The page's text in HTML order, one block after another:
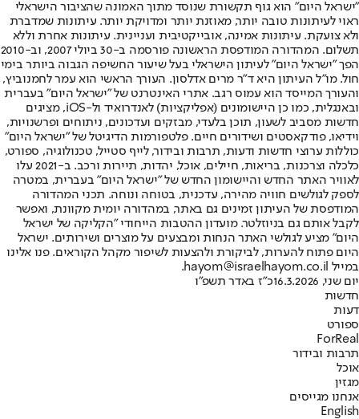
"ישראל היום" הוא גוף תקשורת שנוסד מתוך האמונה שהציבור הישראלי
ראוי לעיתונות טובה יותר, מאוזנת יותר ומדויקת יותר. עיתונות שמדברת
ולא צועקת. עיתונות אמינה, אובייקטיבית ועניינית. עיתונות אחרת וללא
תשלום. המהדורה המודפסת הראשונה פורסמה ב-30 ביולי 2007, וב-2010
הפך "ישראל היום" לעיתון הישראלי בעל שיעור החשיפה הגבוה ביותר בימי
חול. מו"ל העיתון היא ד"ר מרים אדלסון. העורך הראשי הוא עמר לחמנוביץ,
והעורך המייסד הוא עמוס רגב. אתרי האינטרנט של "ישראל היום" בעברית
ובאנגלית, כמו כן היישומונים (אפליקציות) לאנדרואיד ול-iOS, מציגים
חדשות מסביב לשעון, תוכן בלעדי, מבזקים ועדכונים, ניתוחים ופרשנויות,
וידיאו, פודקאסטים ושידורים חיים. פלטפורמות הדיגיטל של "ישראל היום"
כוללות ערוצי חדשות ודעות, תרבות ובידור, לייף סטייל, טכנולוגיה, ספורט,
כלכלה וצרכנות, בריאות, חיילים, אוכל, יהדות, תיירות ורכב. ב-2021 עלו
לאוויר האתר החדש והיישומון החדש של "ישראל היום" בעברית, במטרה
לספק לגולשים חוויה מהירה, עדכנית, בטוחה ונוחה. תכני המהדורה
המודפסת של העיתון זמינים גם באתר, במהדורה יומית מקוונת, ואפשר
לקבל אותם גם בניוזלטר. מועדון ההטבות הייחודי "הקליקה של ישראל
היום" מציע לגולשי האתר הנחות ומבצעים על מוצרים ושירותים. ישראל
היום פתוח להערות, לביקורת ולהצעות לשיפור מקהל הקוראים. פנו אלינו
במייל hayom@israelhayom.co.il.
יום שני, 16.3.2026
כ"ז באדר תשפ"ו
חדשות
דעות
ספורט
ForReal
תרבות ובידור
אוכל
מגזין
אנחנו מגייסים
English